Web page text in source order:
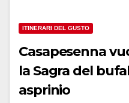
ITINERARI DEL GUSTO
Casapesenna
la Sagra del
asprinio